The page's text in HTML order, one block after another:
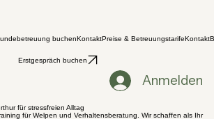
buchenKontakt